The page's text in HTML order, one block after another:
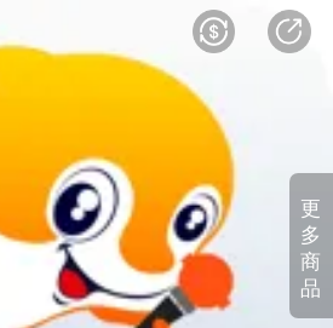
更
多
商
品